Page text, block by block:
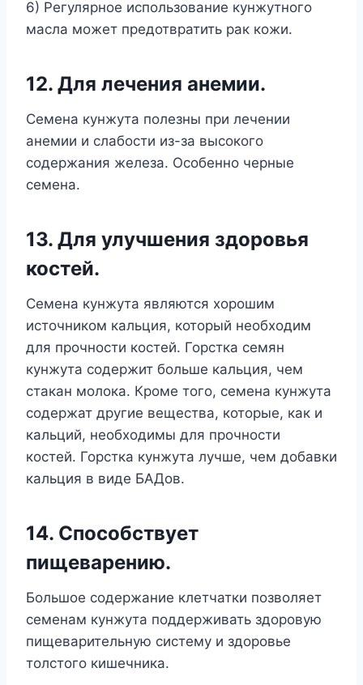
6) Регулярное использование кунжутного
масла может предотвратить рак кожи.
12. Для лечения анемии.
Семена кунжута полезны при лечении
анемии и слабости из-за высокого
содержания железа. Особенно черные
семена.
13. Для улучшения здоровья
костей.
Семена кунжута являются хорошим
источником кальция, который необходим
для прочности костей. Горстка семян
кунжута содержит больше кальция, чем
стакан молока. Кроме того, семена кунжута
содержат другие вещества, которые, как и
кальций, необходимы для прочности
костей. Горстка кунжута лучше, чем добавки
кальция в виде БАДов.
14. Способствует
пищеварению.
Большое содержание клетчатки позволяет
семенам кунжута поддерживать здоровую
пищеварительную систему и здоровье
толстого кишечника.